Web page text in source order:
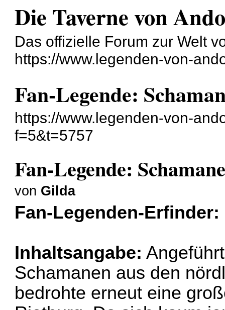
Die Taverne von
Das offizielle Forum zur Welt
https://www.legenden-von-
Fan-Legende:
https://www.legenden-von-
f=5&t=5757
Fan-Legende:
von Gilda
Fan-Legenden-Erfinder:
Inhaltsangabe:
Schamanen aus den
bedrohte erneut eine